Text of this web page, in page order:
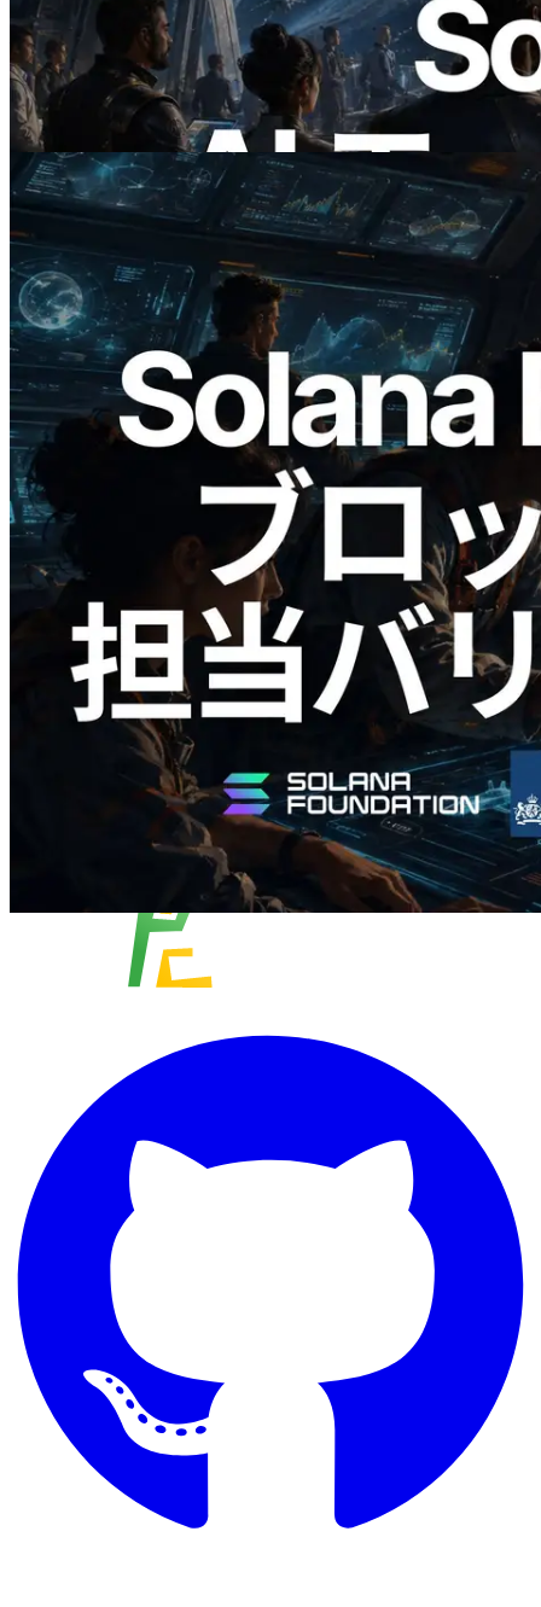
公開 — AI エージェントが必要な API
にその場で支払う時代の幕開け
この記事を読む
2026.05.24
Validators Solutions、Solana ブロックア
ナライザーを公開 — slot 単位のブロッ
ク生成時間と担当バリデータを視覚化
この記事を読む
さらに読み込む